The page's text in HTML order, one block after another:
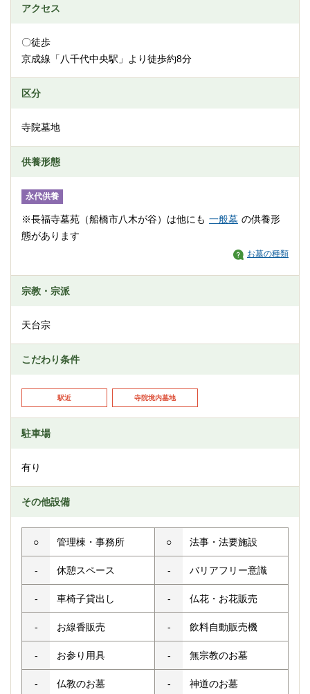
アクセス
〇徒歩
京成線「八千代中央駅」より徒歩約8分
区分
寺院墓地
供養形態
永代供養
お墓の種類
※長福寺墓苑（船橋市八木が谷）は他にも 一般墓 の供養形
態があります
宗教・宗派
天台宗
こだわり条件
駅近 寺院境内墓地
駐車場
有り
その他設備
○ 管理棟・事務所 ○ 法事・法要施設
- 休憩スペース - バリアフリー意識
- 車椅子貸出し - 仏花・お花販売
- お線香販売 - 飲料自動販売機
- お参り用具 - 無宗教のお墓
- 仏教のお墓 - 神道のお墓